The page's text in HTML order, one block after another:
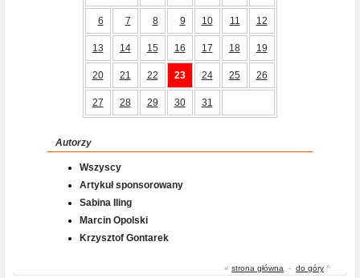
6 7 8 9 10 11 12
13 14 15 16 17 18 19
20 21 22 23 24 25 26
27 28 29 30 31
Autorzy
Wszyscy
Artykuł sponsorowany
Sabina Iling
Marcin Opolski
Krzysztof Gontarek
« strona główna - do góry ^